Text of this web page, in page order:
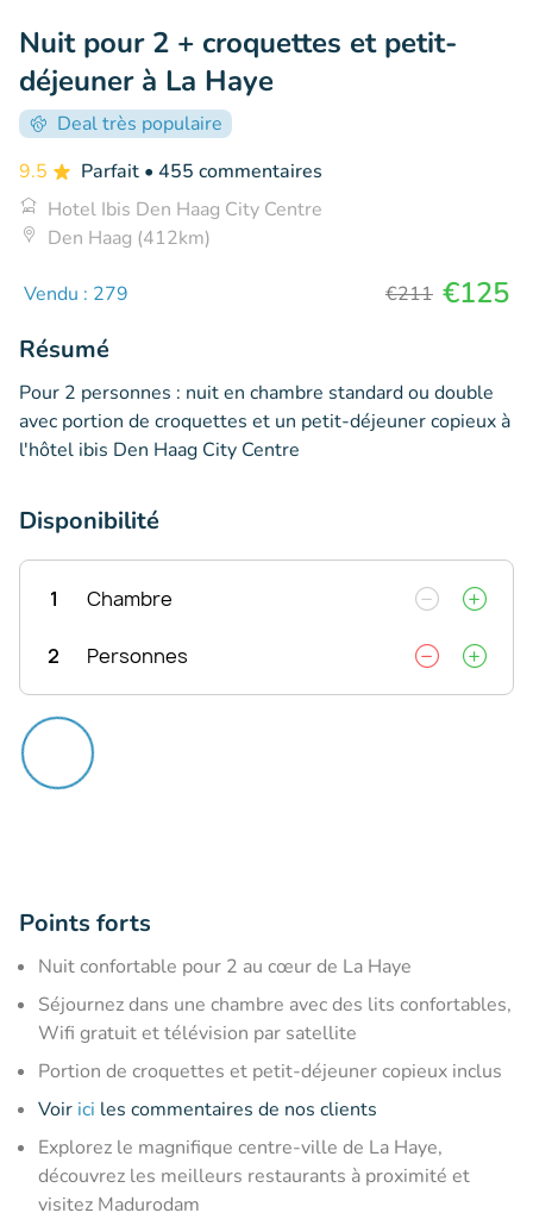
Nuit pour 2 + croquettes et petit-
déjeuner à La Haye
Deal très populaire
9.5
Parfait • 455 commentaires
Hotel Ibis Den Haag City Centre
Den Haag (412km)
Vendu : 279 €211 €125
Résumé
Pour 2 personnes : nuit en chambre standard ou double
avec portion de croquettes et un petit-déjeuner copieux à
l'hôtel ibis Den Haag City Centre
Disponibilité
1 Chambre
2 Personnes
Points forts
Nuit confortable pour 2 au cœur de La Haye
Séjournez dans une chambre avec des lits confortables,
Wifi gratuit et télévision par satellite
Portion de croquettes et petit-déjeuner copieux inclus
Voir ici les commentaires de nos clients
Explorez le magnifique centre-ville de La Haye,
découvrez les meilleurs restaurants à proximité et
visitez Madurodam